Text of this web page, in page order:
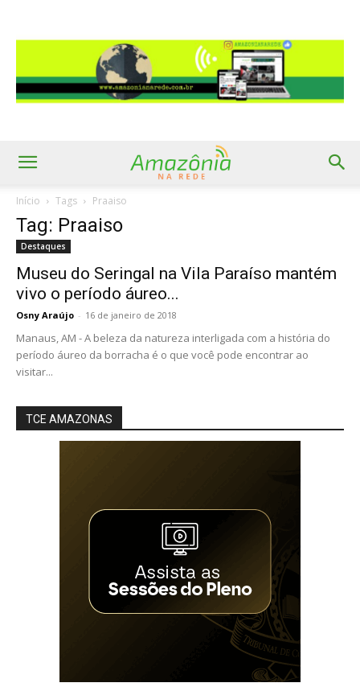
Início Tags Praaiso
Tag: Praaiso
Destaques
Museu do Seringal na Vila Paraíso mantém
vivo o período áureo...
Osny Araújo - 16 de janeiro de 2018
Manaus, AM - A beleza da natureza interligada com a história do
período áureo da borracha é o que você pode encontrar ao
visitar...
TCE AMAZONAS